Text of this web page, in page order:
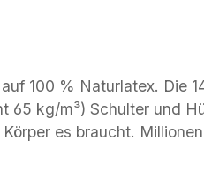
hohe Natur-Latexmatratze
65 kg/m³) Schulter und
es braucht.